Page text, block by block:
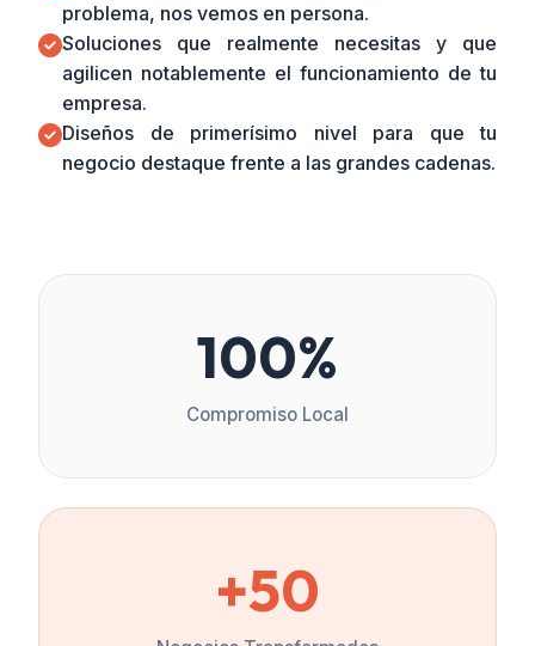
problema, nos vemos en persona.
Soluciones que realmente necesitas y que
agilicen notablemente el funcionamiento de tu
empresa.
Diseños de primerísimo nivel para que tu
negocio destaque frente a las grandes cadenas.
100%
Compromiso Local
+50